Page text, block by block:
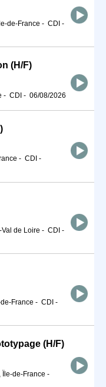
de-France - CDI -
(H/F)
- CDI - 06/08/2026
- CDI -
de Loire - CDI -
France - CDI -
(H/F)
de-France -